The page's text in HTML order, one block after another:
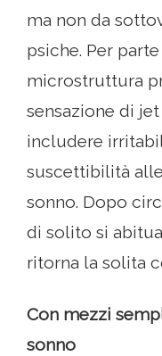
ma non da
psiche. Per
microstruttura
sensazione di
includere
suscettibilità
sonno. Dopo
di solito si
ritorna la solita
Con mezzi
sonno